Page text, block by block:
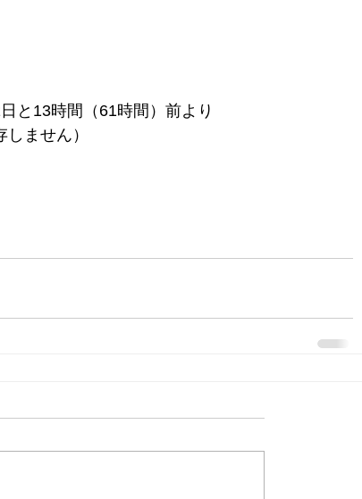
と13時間（61時間）前より
ません）